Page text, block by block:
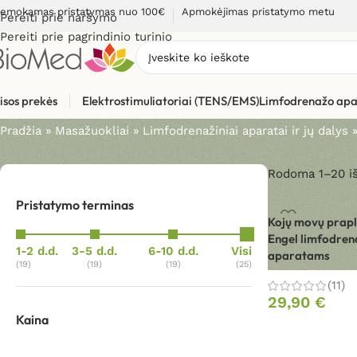
Pereiti prie naršymo
Pereiti prie pagrindinio turinio
pristatymas nuo 100€ Apmokėjimas pristatymo metu
prekės Elektrostimuliatoriai (TENS/EMS)Limfodrenažo
Limfodrenažinių aparatų
Pradžia » Masažuokliai » Limfodrenažiniai aparatai ir jų dalys »
Pristatymo terminas
1-2 d.d.
(19)
3-5 d.d.
(19)
6-10 d.d.
(19)
Visi
(25)
Kaina
Rodoma 1–20
Kojų movų
Engel
aparatams
(11)
29,90 €